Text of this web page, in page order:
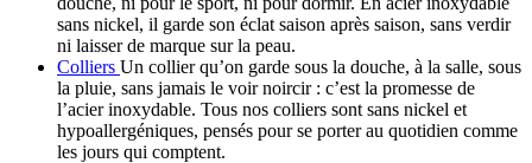
sans nickel, il garde son éclat saison après saison, sans verdir
ni laisser de marque sur la peau.
Colliers Un collier qu’on garde sous la douche, à la salle, sous
la pluie, sans jamais le voir noircir : c’est la promesse de
l’acier inoxydable. Tous nos colliers sont sans nickel et
hypoallergéniques, pensés pour se porter au quotidien comme
les jours qui comptent.